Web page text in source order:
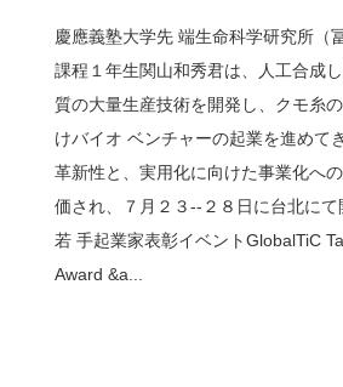
慶應義塾大学先 端生命科学研究所（
課程１年生関山和秀君は、人工合成
質の大量生産技術を開発し、クモ糸
けバイオ ベンチャーの起業を進めて
革新性と、実用化に向けた事業化へ
価され、７月２３--２８日に台北に
若 手起業家表彰イベントGlobalTiC
Award &a...